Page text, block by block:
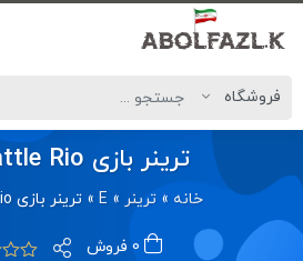
ترینر بازی Elite Battle Rio
خانه »ترینر »
E
»ترینر بازی Elite Battle Rio